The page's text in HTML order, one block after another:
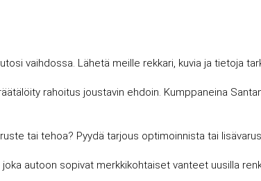
vaihdossa. Lähetä meille rekkari, kuvia ja tietoja
rahoitus joustavin ehdoin. Kumppaneina
tai tehoa? Pyydä tarjous optimoinnista tai
autoon sopivat merkkikohtaiset vanteet uusilla